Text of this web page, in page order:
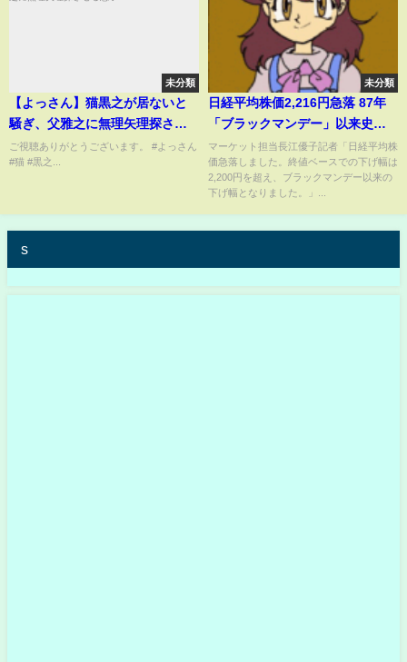
未分類
【よっさん】猫黒之が居ないと
騒ぎ、父雅之に無理矢理探させ
る息子
ご視聴ありがとうございます。 #よっさん
#猫 #黒之...
未分類
日経平均株価2,216円急落 87年
「ブラックマンデー」以来史上2
番目の下げ幅
マーケット担当長江優子記者「日経平均株
価急落しました。終値ベースでの下げ幅は
2,200円を超え、ブラックマンデー以来の
下げ幅となりました。」...
s